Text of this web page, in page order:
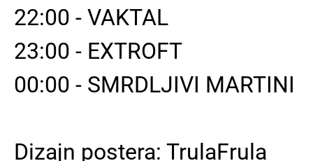
22:00 - VAKTAL
23:00 - EXTROFT
00:00 - SMRDLJIVI MARTINI
Dizajn postera: TrulaFrula